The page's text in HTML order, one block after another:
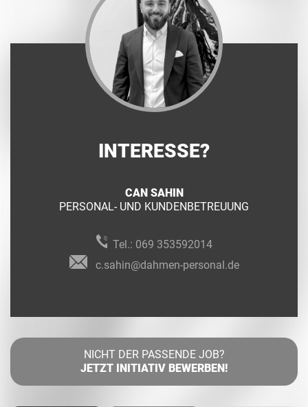
INTERESSE?
CAN SAHIN
PERSONAL- UND KUNDENBETREUUNG
Tel.: 069 353592014
c.sahin@dahmen-personal.de
NICHT DER PASSENDE JOB?
JETZT INITIATIV BEWERBEN!